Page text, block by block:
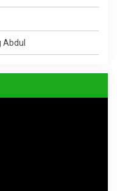
Abdul